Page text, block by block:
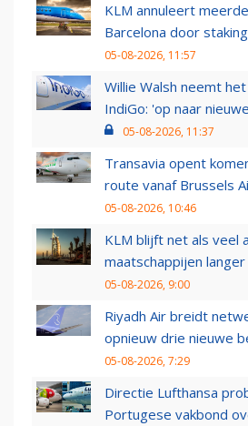
KLM annuleert
Barcelona door staking
05-08-2026, 11:57
Willie Walsh neemt
IndiGo: 'op naar
05-08-2026, 11:37
Transavia opent
route vanaf Brussels
05-08-2026, 10:46
KLM blijft net als veel
maatschappijen
05-08-2026, 9:00
Riyadh Air breidt
opnieuw drie nieuwe
05-08-2026, 7:29
Directie Lufthansa
Portugese vakbond